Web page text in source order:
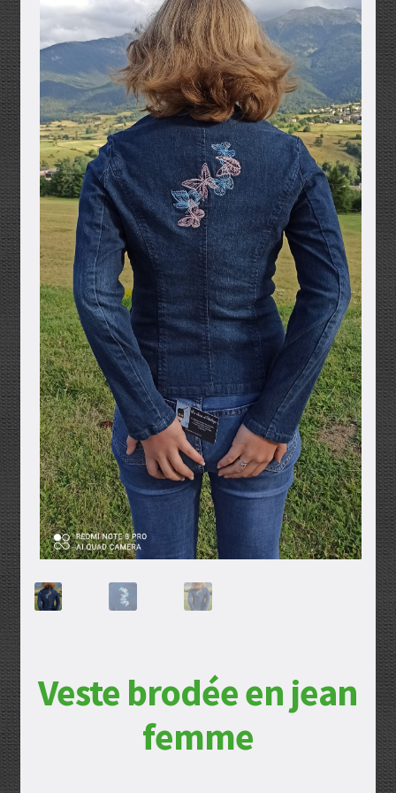
Mentions légales
Mon compte
Panier
Politique de confidentialité
Validation de la commande
Veste brodée en jean
femme